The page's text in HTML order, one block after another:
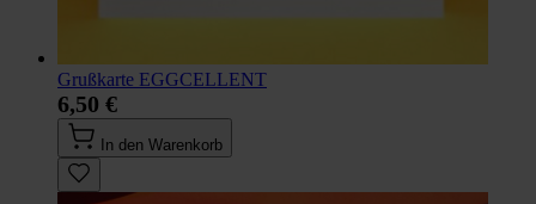
Grußkarte EGGCELLENT
6,50 €
In den Warenkorb